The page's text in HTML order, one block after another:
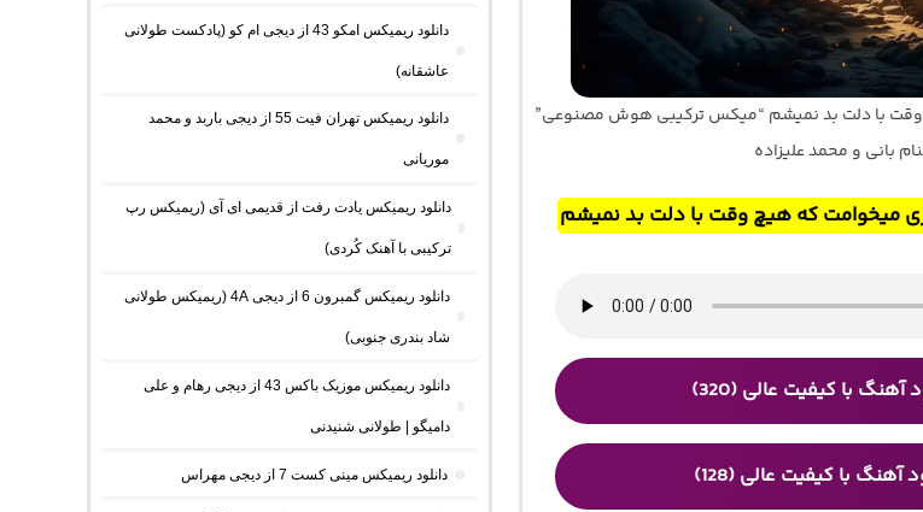
با دلت بد نمیشم “میکس ترکیبی هوش مصنوعی”
بانی و محمد علیزاده
میخوامت که هیچ وقت با دلت بد نمیشم
آهنگ با کیفیت عالی (320)
آهنگ با کیفیت عالی (128)
دانلود ریمیکس امکو 43 از دیجی ام کو (پادکست طولانی
عاشقانه)
دانلود ریمیکس تهران فیت 55 از دیجی باربد و محمد
موریانی
دانلود ریمیکس یادت رفت از قدیمی ای آی (ریمیکس رپ
ترکیبی با آهنک کُردی)
دانلود ریمیکس گمبرون 6 از دیجی 4A (ریمیکس طولانی
شاد بندری جنوبی)
دانلود ریمیکس موزیک باکس 43 از دیجی رهام و علی
دامیگو | طولانی شنیدنی
دانلود ریمیکس مینی کست 7 از دیجی مهراس